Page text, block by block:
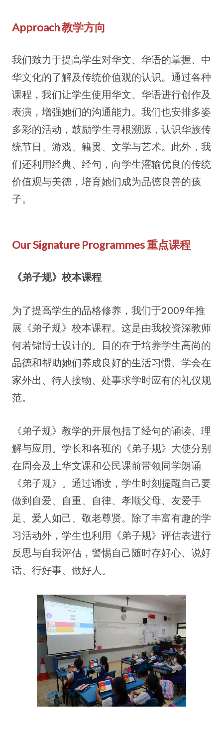
Approach 教学方向
我们致力于提高学生对华文、华语的掌握、中
华文化的了解及传统价值观的认识。通过各种
课程，我们让学生使用华文、华语进行创作及
表演，增强她们的沟通能力。我们也安排多姿
多彩的活动，鼓励学生寻根溯源，认识华族传
统节日、游戏、籍贯、文学与艺术。此外，我
们还利用经典、经句，向学生灌输优良的传统
价值观与美德，培育她们成为品德良善的孩
子。
Our Signature Programmes 重点课程
《弟子规》校本课程
为了提高学生的品格修养，我们于2009年推
展《弟子规》校本课程。这是由我校资深教师
何若锦博士设计的。目的在于培养学生高尚的
品德和帮助她们养成良好的生活习惯、学会在
家外出、待人接物、处事求学时应有的礼仪规
范。
《弟子规》教学的开展包括了经句的诵读、理
解与应用。学长和各班的《弟子规》大使分别
在周会及上华文课和公民课前带领同学朗诵
《弟子规》。通过诵读，学生时刻提醒自己要
做到自爱、自重、自律、孝顺父母、友爱手
足、爱人如己、敬老尊贤。除了丰富有趣的学
习活动外，学生也利用《弟子规》评估表进行
反思与自我评估，警惕自己随时存好心、说好
话、行好事、做好人。